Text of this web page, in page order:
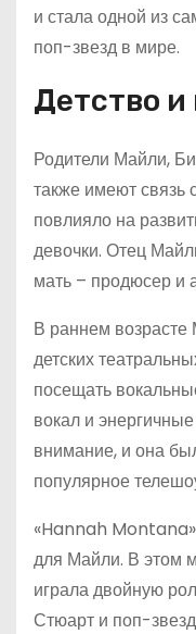
и стала одной из
поп-звезд в мире.
Детство
Родители Майли,
также имеют связь
повлияло на
девочки. Отец
мать – продюсер и
В раннем
детских
посещать
вокал и
внимание, и она
популярное
«Hannah
для Майли. В этом
играла двойную
Стюарт и поп-